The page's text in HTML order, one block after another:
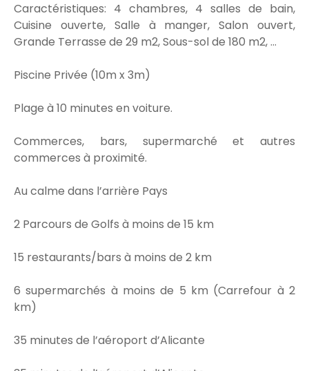
Caractéristiques: 4 chambres, 4 salles de bain,
Cuisine ouverte, Salle à manger, Salon ouvert,
Grande Terrasse de 29 m2, Sous-sol de 180 m2, ...
Piscine Privée (10m x 3m)
Plage à 10 minutes en voiture.
Commerces, bars, supermarché et autres
commerces à proximité.
Au calme dans l’arrière Pays
2 Parcours de Golfs à moins de 15 km
15 restaurants/bars à moins de 2 km
6 supermarchés à moins de 5 km (Carrefour à 2
km)
35 minutes de l’aéroport d’Alicante